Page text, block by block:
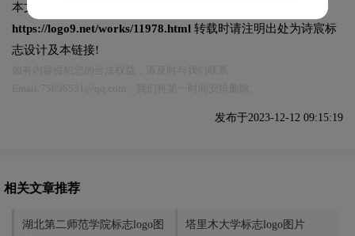
本文标题和链接
https://logo9.net/works/11978.html 转载时请注明出处为诗宸标
志设计及本链接!
发布于2023-12-12 09:15:19
相关文章推荐
湖北第二师范学院标志logo图
塔里木大学标志logo图片